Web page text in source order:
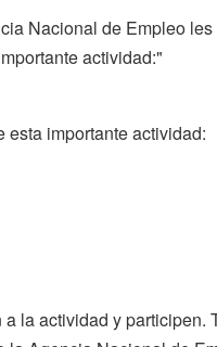
Nacional de Empleo
actividad:"
importante actividad:
la actividad y